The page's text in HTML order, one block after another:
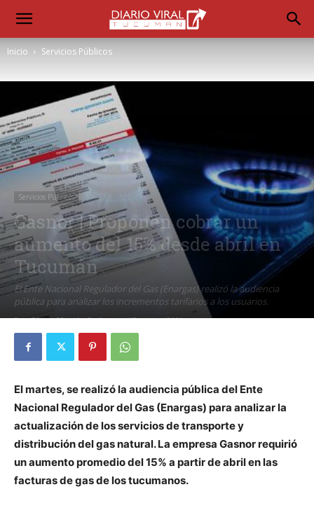
Inicio Servicios Públicos
Servicios Públicos
Gasnor | Proponen cobrar un
aumento del 15% desde abril en
Tucumán
El Ente Nacional Regulador del Gas (Enargas) realizó la audiencia
pública para analizar los incrementos tarifarios a los usuarios.
Por Diego Martín Suárez - 17 marzo, 2021
El martes, se realizó la audiencia pública del Ente
Nacional Regulador del Gas (Enargas) para analizar la
actualización de los servicios de transporte y
distribución del gas natural. La empresa Gasnor requirió
un aumento promedio del 15% a partir de abril en las
facturas de gas de los tucumanos.